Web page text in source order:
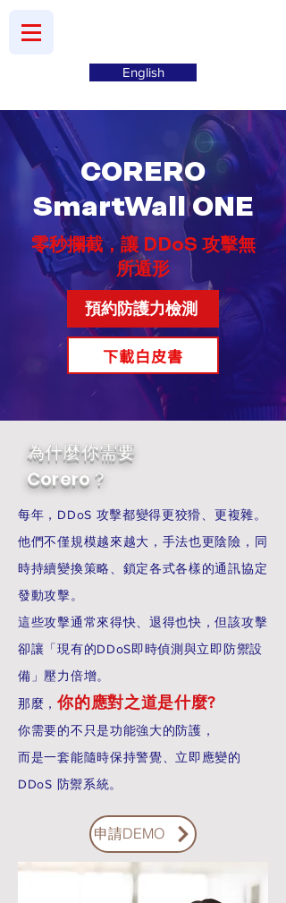
English
CORERO
SmartWall ONE
零秒攔截，讓 DDoS 攻擊無
所遁形
預約防護力檢測
下載白皮書
為什麼你需要
Corero？
每年，DDoS 攻擊都變得更狡猾、更複雜。
他們不僅規模越來越大，手法也更陰險，同
時持續變換策略、鎖定各式各樣的通訊協定
發動攻擊。
這些攻擊通常來得快、退得也快，但該攻擊
卻讓「現有的DDoS即時偵測與立即防禦設
備」壓力倍增。
那麼，你的應對之道是什麼?
你需要的不只是功能強大的防護，
而是一套能隨時保持警覺、立即應變的
DDoS 防禦系統。
申請DEMO